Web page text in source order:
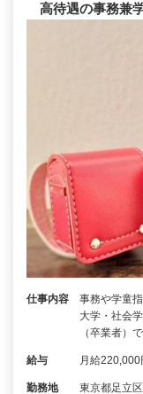
高待遇の事務兼
仕事内容
事務や学童
大学・社会
（卒業者）
給与 月給220,000
勤務地 東京都足立